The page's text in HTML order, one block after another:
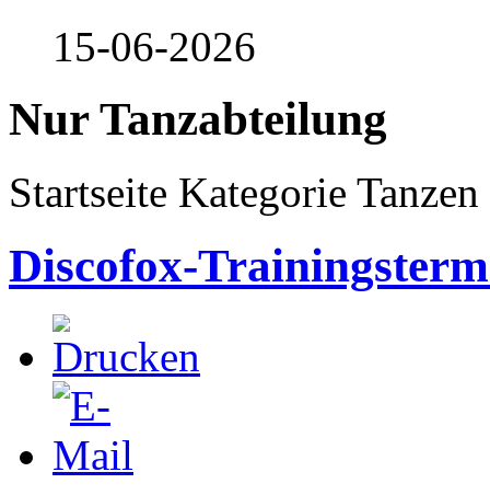
15-06-2026
Nur Tanzabteilung
Startseite Kategorie
Discofox-